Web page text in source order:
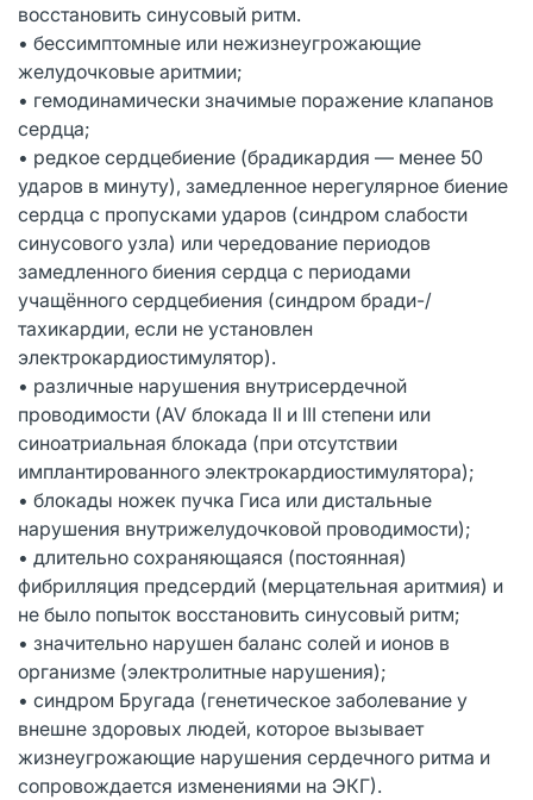
восстановить синусовый ритм.
• бессимптомные или нежизнеугрожающие
желудочковые аритмии;
• гемодинамически значимые поражение клапанов
сердца;
• редкое сердцебиение (брадикардия — менее 50
ударов в минуту), замедленное нерегулярное биение
сердца с пропусками ударов (синдром слабости
синусового узла) или чередование периодов
замедленного биения сердца с периодами
учащённого сердцебиения (синдром бради-/
тахикардии, если не установлен
электрокардиостимулятор).
• различные нарушения внутрисердечной
проводимости (AV блокада II и III степени или
синоатриальная блокада (при отсутствии
имплантированного электрокардиостимулятора);
• блокады ножек пучка Гиса или дистальные
нарушения внутрижелудочковой проводимости);
• длительно сохраняющаяся (постоянная)
фибрилляция предсердий (мерцательная аритмия) и
не было попыток восстановить синусовый ритм;
• значительно нарушен баланс солей и ионов в
организме (электролитные нарушения);
• синдром Бругада (генетическое заболевание у
внешне здоровых людей, которое вызывает
жизнеугрожающие нарушения сердечного ритма и
сопровождается изменениями на ЭКГ).